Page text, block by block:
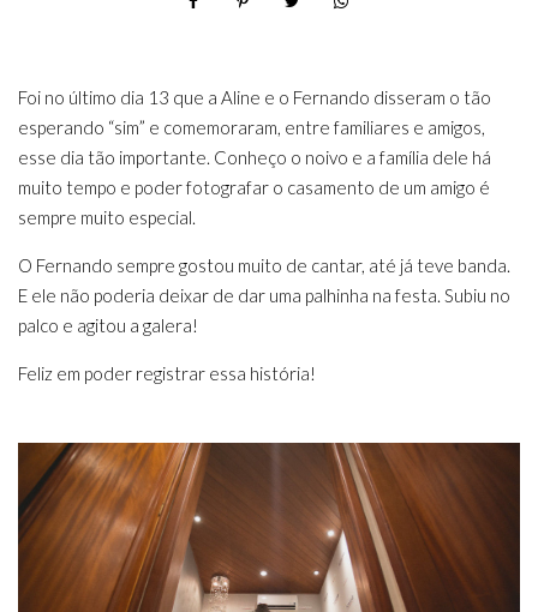
Foi no último dia 13 que a Aline e o Fernando disseram o tão
esperando “sim” e comemoraram, entre familiares e amigos,
esse dia tão importante. Conheço o noivo e a família dele há
muito tempo e poder fotografar o casamento de um amigo é
sempre muito especial.
O Fernando sempre gostou muito de cantar, até já teve banda.
E ele não poderia deixar de dar uma palhinha na festa. Subiu no
palco e agitou a galera!
Feliz em poder registrar essa história!